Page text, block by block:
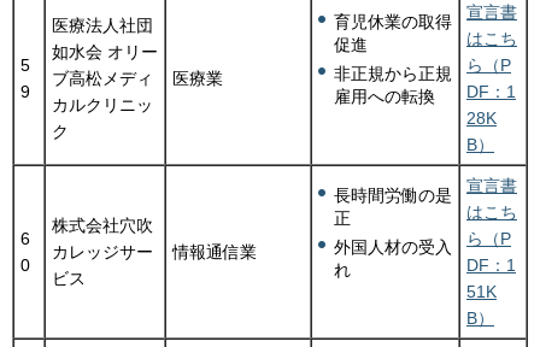
5
9
医療法人社団
如水会 オリー
ブ高松メディ
カルクリニッ
ク
医療業
育児休業の取得
促進
非正規から正規
雇用への転換
宣言書
はこち
ら（P
DF：1
28K
B）
6
0
株式会社穴吹
カレッジサー
ビス
情報通信業
長時間労働の是
正
外国人材の受入
れ
宣言書
はこち
ら（P
DF：1
51K
B）